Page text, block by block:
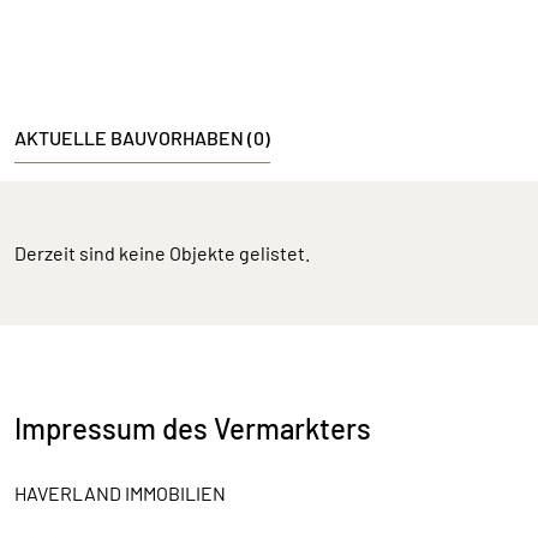
AKTUELLE BAUVORHABEN (0)
Derzeit sind keine Objekte gelistet.
Impressum des Vermarkters
HAVERLAND IMMOBILIEN